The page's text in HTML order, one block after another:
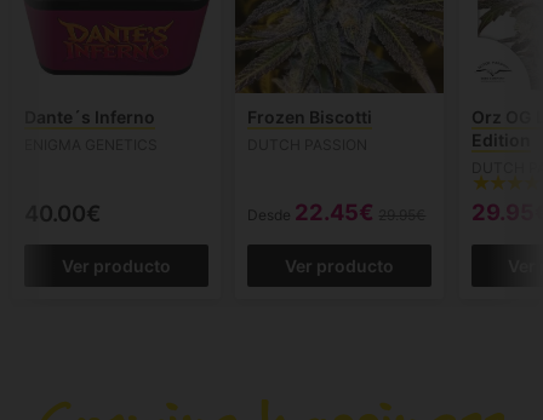
Dante´s Inferno
40.00€
Ver producto
Frozen Biscotti
Desde 22.45€
Ver producto
Orz OG
Edition